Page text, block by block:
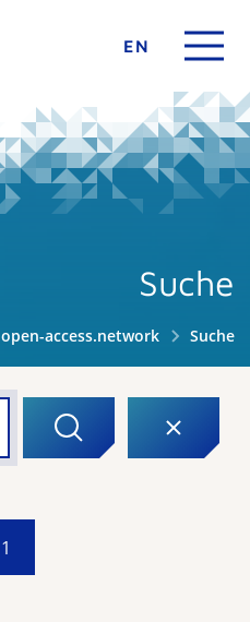
EN
Suche
open-access.network Suche
1